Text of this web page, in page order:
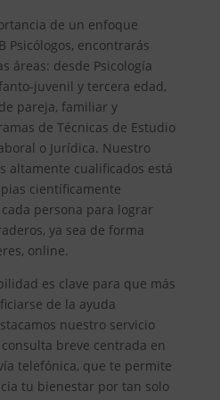
de un enfoque
Psicólogos, encontrarás
áreas: desde Psicología
juvenil y tercera edad,
pareja, familiar y
de Técnicas de Estudio
o Jurídica. Nuestro
altamente cualificados está
científicamente
persona para lograr
ya sea de forma
online.
es clave para que más
de la ayuda
nuestro servicio
breve centrada en
telefónica, que te permite
tu bienestar por tan solo